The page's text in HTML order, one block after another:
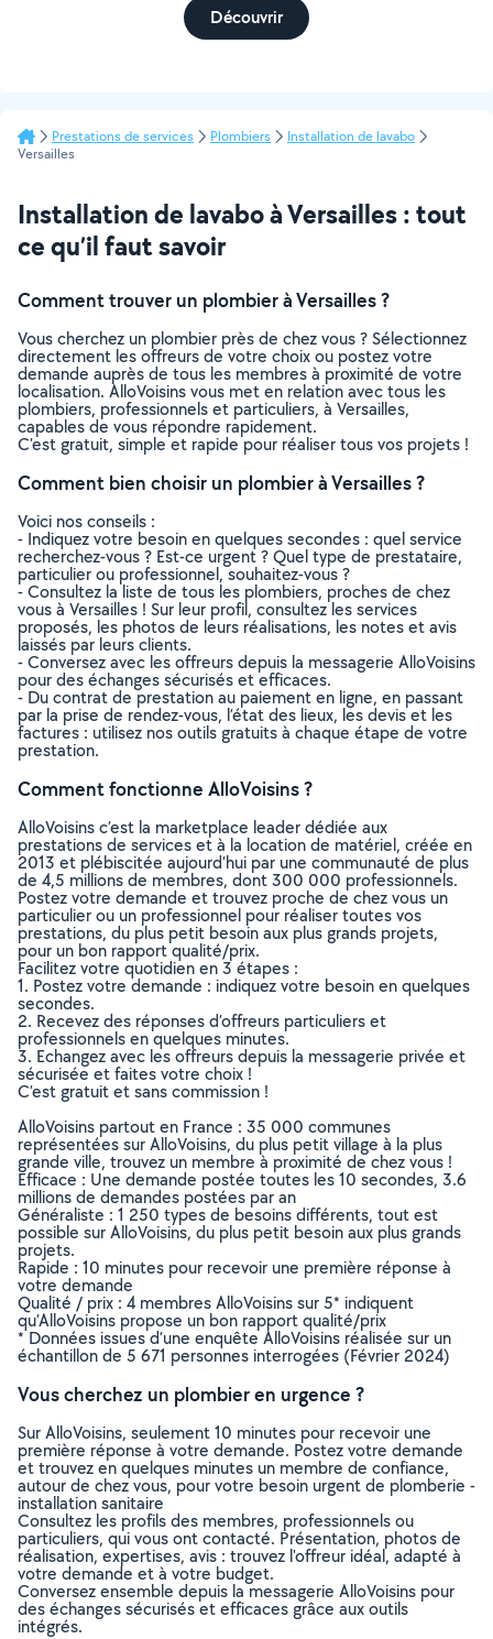
Découvrir
Prestations de services Plombiers
Installation de lavabo
Versailles
Installation de lavabo à Versailles : tout
ce qu’il faut savoir
Comment trouver un plombier à Versailles ?
Vous cherchez un plombier près de chez vous ? Sélectionnez
directement les offreurs de votre choix ou postez votre
demande auprès de tous les membres à proximité de votre
localisation. AlloVoisins vous met en relation avec tous les
plombiers, professionnels et particuliers, à Versailles,
capables de vous répondre rapidement.
C’est gratuit, simple et rapide pour réaliser tous vos projets !
Comment bien choisir un plombier à Versailles ?
Voici nos conseils :
- Indiquez votre besoin en quelques secondes : quel service
recherchez-vous ? Est-ce urgent ? Quel type de prestataire,
particulier ou professionnel, souhaitez-vous ?
- Consultez la liste de tous les plombiers, proches de chez
vous à Versailles ! Sur leur profil, consultez les services
proposés, les photos de leurs réalisations, les notes et avis
laissés par leurs clients.
- Conversez avec les offreurs depuis la messagerie AlloVoisins
pour des échanges sécurisés et efficaces.
- Du contrat de prestation au paiement en ligne, en passant
par la prise de rendez-vous, l’état des lieux, les devis et les
factures : utilisez nos outils gratuits à chaque étape de votre
prestation.
Comment fonctionne AlloVoisins ?
AlloVoisins c’est la marketplace leader dédiée aux
prestations de services et à la location de matériel, créée en
2013 et plébiscitée aujourd’hui par une communauté de plus
de 4,5 millions de membres, dont 300 000 professionnels.
Postez votre demande et trouvez proche de chez vous un
particulier ou un professionnel pour réaliser toutes vos
prestations, du plus petit besoin aux plus grands projets,
pour un bon rapport qualité/prix.
Facilitez votre quotidien en 3 étapes :
1. Postez votre demande : indiquez votre besoin en quelques
secondes.
2. Recevez des réponses d’offreurs particuliers et
professionnels en quelques minutes.
3. Echangez avec les offreurs depuis la messagerie privée et
sécurisée et faites votre choix !
C’est gratuit et sans commission !
AlloVoisins partout en France : 35 000 communes
représentées sur AlloVoisins, du plus petit village à la plus
grande ville, trouvez un membre à proximité de chez vous !
Efficace : Une demande postée toutes les 10 secondes, 3.6
millions de demandes postées par an
Généraliste : 1 250 types de besoins différents, tout est
possible sur AlloVoisins, du plus petit besoin aux plus grands
projets.
Rapide : 10 minutes pour recevoir une première réponse à
votre demande
Qualité / prix : 4 membres AlloVoisins sur 5* indiquent
qu’AlloVoisins propose un bon rapport qualité/prix
* Données issues d’une enquête AlloVoisins réalisée sur un
échantillon de 5 671 personnes interrogées (Février 2024)
Vous cherchez un plombier en urgence ?
Sur AlloVoisins, seulement 10 minutes pour recevoir une
première réponse à votre demande. Postez votre demande
et trouvez en quelques minutes un membre de confiance,
autour de chez vous, pour votre besoin urgent de plomberie -
installation sanitaire
Consultez les profils des membres, professionnels ou
particuliers, qui vous ont contacté. Présentation, photos de
réalisation, expertises, avis : trouvez l'offreur idéal, adapté à
votre demande et à votre budget.
Conversez ensemble depuis la messagerie AlloVoisins pour
des échanges sécurisés et efficaces grâce aux outils
intégrés.